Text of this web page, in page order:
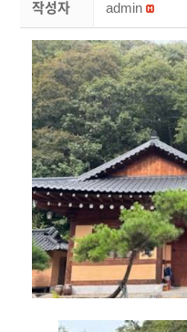
작성자 admin